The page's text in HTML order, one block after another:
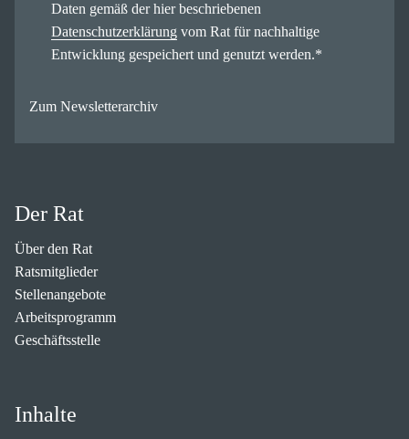
Daten gemäß der hier beschriebenen
Datenschutzerklärung vom Rat für nachhaltige
Entwicklung gespeichert und genutzt werden.*
Zum Newsletterarchiv
Der Rat
Über den Rat
Ratsmitglieder
Stellenangebote
Arbeitsprogramm
Geschäftsstelle
Inhalte